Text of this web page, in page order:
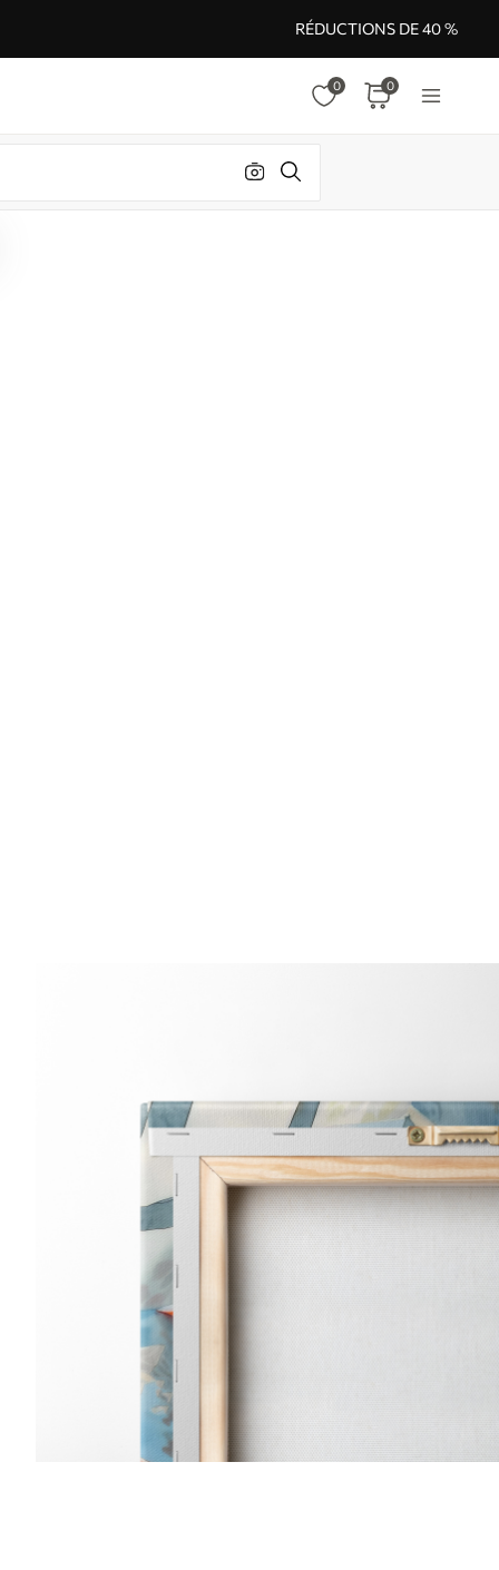
RÉDUCTIONS DE 40 %
0 0